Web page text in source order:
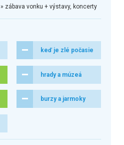
» zábava vonku + výstavy, koncerty
keď je zlé počasie
hrady a múzeá
burzy a jarmoky